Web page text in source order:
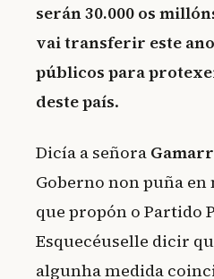
serán 30.000 os
vai transferir este
públicos para
deste país.
Dicía a señora
Goberno non puña
que propón o Partido
Esquecéuselle dicir
algunha medida